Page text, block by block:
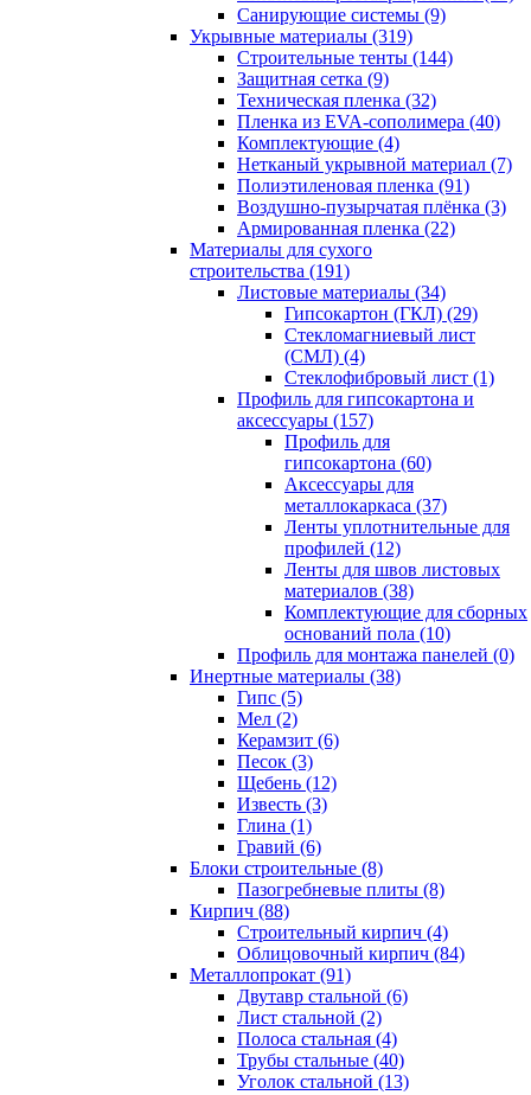
Санирующие системы (9)
Укрывные материалы (319)
Строительные тенты (144)
Защитная сетка (9)
Техническая пленка (32)
Пленка из EVA-сополимера (40)
Комплектующие (4)
Нетканый укрывной материал (7)
Полиэтиленовая пленка (91)
Воздушно-пузырчатая плёнка (3)
Армированная пленка (22)
Материалы для сухого
строительства (191)
Листовые материалы (34)
Гипсокартон (ГКЛ) (29)
Стекломагниевый лист
(СМЛ) (4)
Cтеклофибровый лист (1)
Профиль для гипсокартона и
аксессуары (157)
Профиль для
гипсокартона (60)
Аксессуары для
металлокаркаса (37)
Ленты уплотнительные для
профилей (12)
Ленты для швов листовых
материалов (38)
Комплектующие для сборных
оснований пола (10)
Профиль для монтажа панелей (0)
Инертные материалы (38)
Гипс (5)
Мел (2)
Керамзит (6)
Песок (3)
Щебень (12)
Известь (3)
Глина (1)
Гравий (6)
Блоки строительные (8)
Пазогребневые плиты (8)
Кирпич (88)
Строительный кирпич (4)
Облицовочный кирпич (84)
Металлопрокат (91)
Двутавр стальной (6)
Лист стальной (2)
Полоса стальная (4)
Трубы стальные (40)
Уголок стальной (13)